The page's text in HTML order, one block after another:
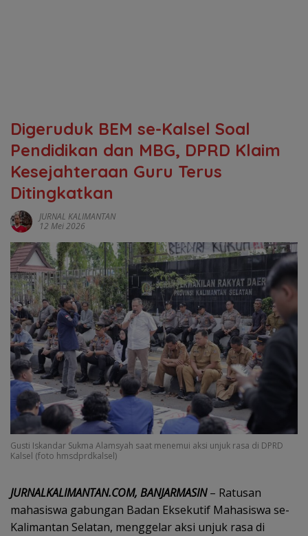
Digeruduk BEM se-Kalsel Soal
Pendidikan dan MBG, DPRD Klaim
Kesejahteraan Guru Terus
Ditingkatkan
JURNAL KALIMANTAN
12 Mei 2026
Gusti Iskandar Sukma Alamsyah saat menemui aksi unjuk rasa di DPRD
Kalsel (foto hmsdprdkalsel)
JURNALKALIMANTAN.COM, BANJARMASIN– Ratusan
mahasiswa gabungan Badan Eksekutif Mahasiswa se-
Kalimantan Selatan, menggelar aksi unjuk rasa di